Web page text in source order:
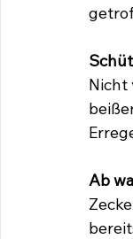
Nicht
Ab